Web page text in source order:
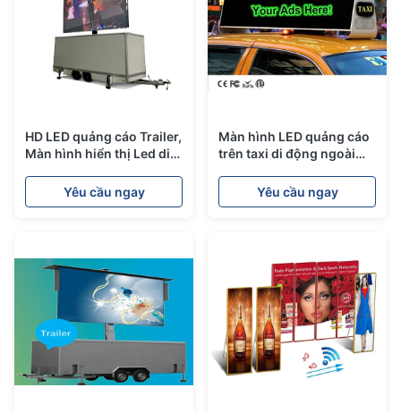
HD LED quảng cáo Trailer,
Màn hình hiển thị Led di
Yêu cầu ngay
Màn hình LED quảng cáo
trên taxi di động ngoài
Yêu cầu ngay